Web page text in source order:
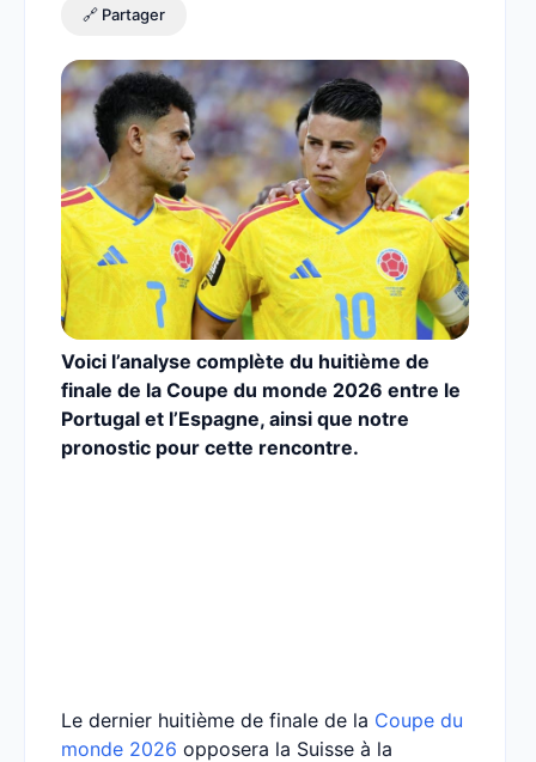
🔗 Partager
Voici l’analyse complète du huitième de
finale de la Coupe du monde 2026 entre le
Portugal et l’Espagne, ainsi que notre
pronostic pour cette rencontre.
Le dernier huitième de finale de la Coupe du
monde 2026 opposera la Suisse à la